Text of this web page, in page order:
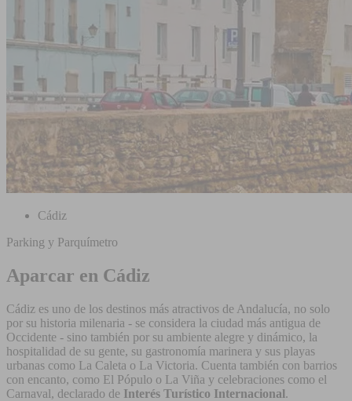
Cádiz
Parking y Parquímetro
Aparcar en Cádiz
Cádiz es uno de los destinos más atractivos de Andalucía, no solo
por su historia milenaria - se considera la ciudad más antigua de
Occidente - sino también por su ambiente alegre y dinámico, la
hospitalidad de su gente, su gastronomía marinera y sus playas
urbanas como La Caleta o La Victoria. Cuenta también con barrios
con encanto, como El Pópulo o La Viña y celebraciones como el
Carnaval, declarado de Interés Turístico Internacional.